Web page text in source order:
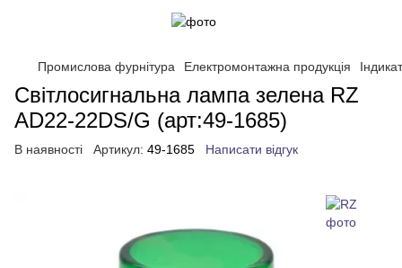
Промислова фурнітура Електромонтажна продукція
Світлосигнальна лампа зелена RZ
AD22-22DS/G (арт:49-1685)
В наявності Артикул: 49-1685 Написати відгук